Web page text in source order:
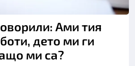
Ами тия
дето ми ги
ми са?